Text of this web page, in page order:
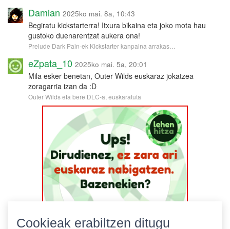
Damian 2025ko mai. 8a, 10:43
Begiratu kickstarterra! Itxura bikaina eta joko mota hau
gustoko duenarentzat aukera ona!
Prelude Dark Pain-ek Kickstarter kanpaina arrakas…
eZpata_10 2025ko mai. 5a, 20:01
Mila esker benetan, Outer Wilds euskaraz jokatzea
zoragarria izan da :D
Outer Wilds eta bere DLC-a, euskaratuta
Cookieak erabiltzen ditugu